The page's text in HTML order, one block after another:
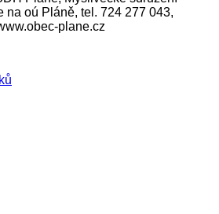
na oú Pláně, tel. 724 277 043,
plane.cz